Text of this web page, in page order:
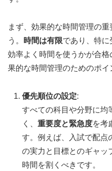
まず、効果的な時間管理の
う。
時間は有限であり、特に
効率よく時間を使うかが合
果的な時間管理のためのポイ
優先順位の設定:
すべての科目や分野に均
く、重要度と緊急度を考
す。例えば、入試で配点
の実力と目標とのギャッ
時間を割くべきです。